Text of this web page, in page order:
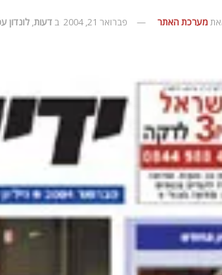
מערכת האתר פברואר 21, 2004 ב דעות, לונדון